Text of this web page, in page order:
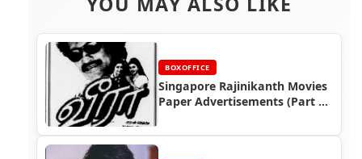
BOXOFFICE
Singapore Rajinikanth Movies
Paper Advertisements (Part 6)